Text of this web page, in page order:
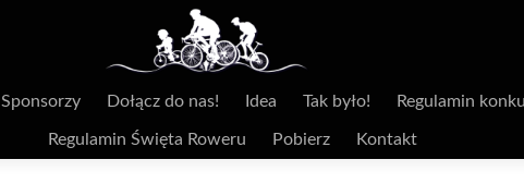
Sponsorzy Dołącz do nas! Idea Tak było! Regulamin
Regulamin Święta Roweru Pobierz Kontakt